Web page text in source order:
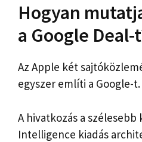
Hogyan
a Google Deal-
Az Apple két
egyszer említi a Google-t.
A hivatkozás a szélesebb
Intelligence kiadás